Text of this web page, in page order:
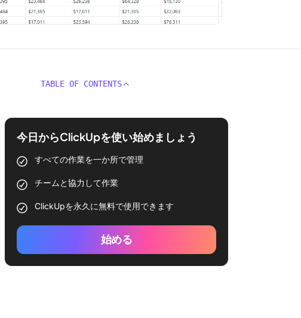
TABLE OF CONTENTS
今日からClickUpを使い始めましょう
すべての作業を一か所で管理
チームと協力して作業
ClickUpを永久に無料で使用できます
始める